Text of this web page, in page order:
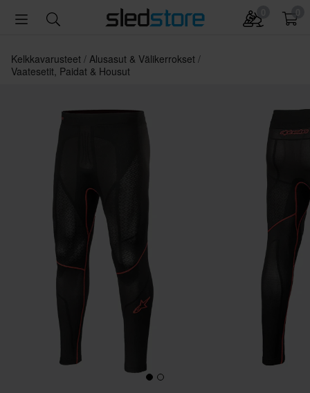
Kelkkavarusteet Alusasut & Välikerrokset
Vaatesetit, Paidat & Housut